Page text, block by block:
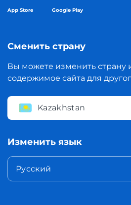
App Store Google Play
Сменить страну
Вы можете изменить страну
содержимое сайта для
Kazakhstan
Изменить язык
Русский